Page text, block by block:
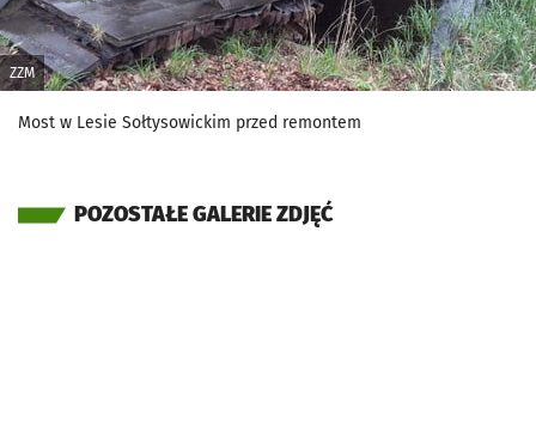
ZZM
Most w Lesie Sołtysowickim przed remontem
POZOSTAŁE GALERIE ZDJĘĆ